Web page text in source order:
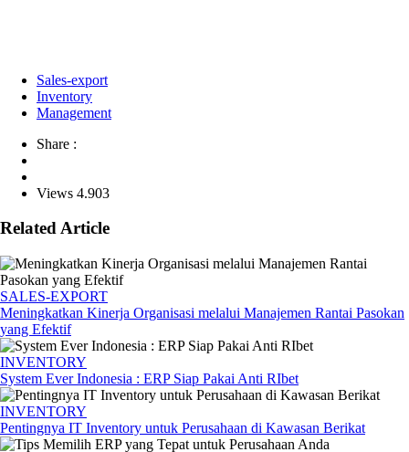
Sales-export
Inventory
Management
Share :
Views 4.903
Related Article
SALES-EXPORT
Meningkatkan Kinerja Organisasi melalui Manajemen Rantai Pasokan
yang Efektif
INVENTORY
System Ever Indonesia : ERP Siap Pakai Anti RIbet
INVENTORY
Pentingnya IT Inventory untuk Perusahaan di Kawasan Berikat